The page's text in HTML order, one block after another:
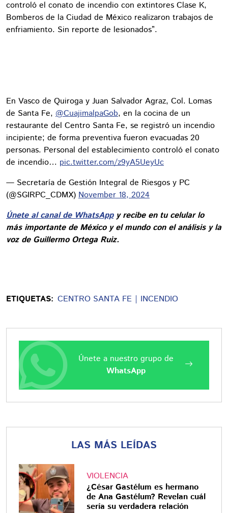
controló el conato de incendio con extintores Clase K,
Bomberos de la Ciudad de México realizaron trabajos de
enfriamiento. Sin reporte de lesionados”.
En Vasco de Quiroga y Juan Salvador Agraz, Col. Lomas
de Santa Fe, @CuajimalpaGob, en la cocina de un
restaurante del Centro Santa Fe, se registró un incendio
incipiente; de forma preventiva fueron evacuadas 20
personas. Personal del establecimiento controló el conato
de incendio… pic.twitter.com/z9yA5UeyUc
— Secretaría de Gestión Integral de Riesgos y PC
(@SGIRPC_CDMX) November 18, 2024
Únete al canal de WhatsAppy recibe en tu celular lo
más importante de México y el mundo con el análisis y la
voz de Guillermo Ortega Ruiz.
ETIQUETAS: CENTRO SANTA FE INCENDIO
Únete a nuestro grupo de
WhatsApp
LAS MÁS LEÍDAS
VIOLENCIA
¿César Gastélum es hermano
de Ana Gastélum? Revelan cuál
sería su verdadera relación